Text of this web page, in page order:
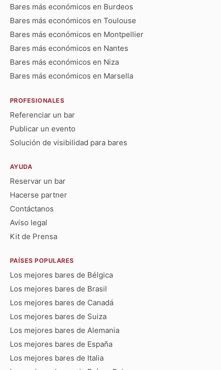
Bares más económicos en Burdeos
Bares más económicos en Toulouse
Bares más económicos en Montpellier
Bares más económicos en Nantes
Bares más económicos en Niza
Bares más económicos en Marsella
PROFESIONALES
Referenciar un bar
Publicar un evento
Solución de visibilidad para bares
AYUDA
Reservar un bar
Hacerse partner
Contáctanos
Aviso legal
Kit de Prensa
PAÍSES POPULARES
Los mejores bares de Bélgica
Los mejores bares de Brasil
Los mejores bares de Canadá
Los mejores bares de Suiza
Los mejores bares de Alemania
Los mejores bares de España
Los mejores bares de Italia